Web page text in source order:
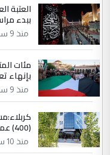
التعليق : تحيه
كان محدود
يقول بما لايقبل
المشترك لا
الدول الشقيقة
يوسف غزوان
التعليق :
زوجتي أيضا
العتبة
ببدء
منذ 9 ساعة
مئات
بإنهاء
منذ 9 ساعة
(400) عملية لزراعة نخاع العظم للبا...
منذ 10 ساعة